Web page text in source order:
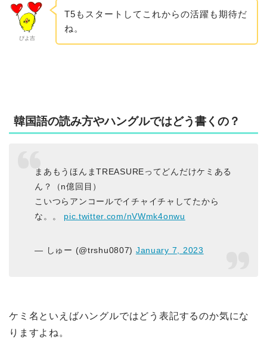
ぴよ吉
T5もスタートしてこれからの活躍も期待だ
ね。
韓国語の読み方やハングルではどう書くの？
まあもうほんまTREASUREってどんだけケミある
ん？（n億回目）
こいつらアンコールでイチャイチャしてたから
な。。 pic.twitter.com/nVWmk4onwu
— しゅー (@trshu0807) January 7, 2023
ケミ名といえばハングルではどう表記するのか気にな
りますよね。